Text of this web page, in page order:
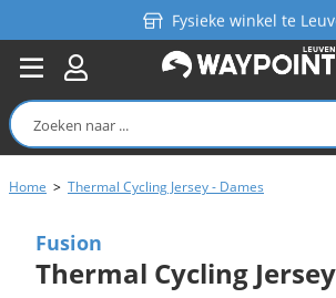
Fysieke winkel te
Persoonlijk advies
Gratis verzending in België
Home > Thermal Cycling Jersey - Dames
Fusion
Thermal Cycling